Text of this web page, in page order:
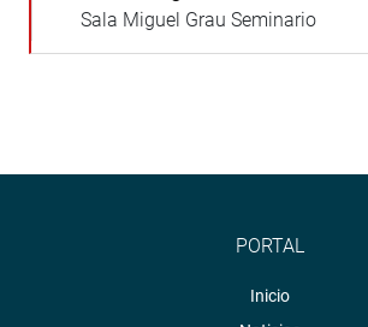
Sala Miguel Grau Seminario
PORTAL
Inicio